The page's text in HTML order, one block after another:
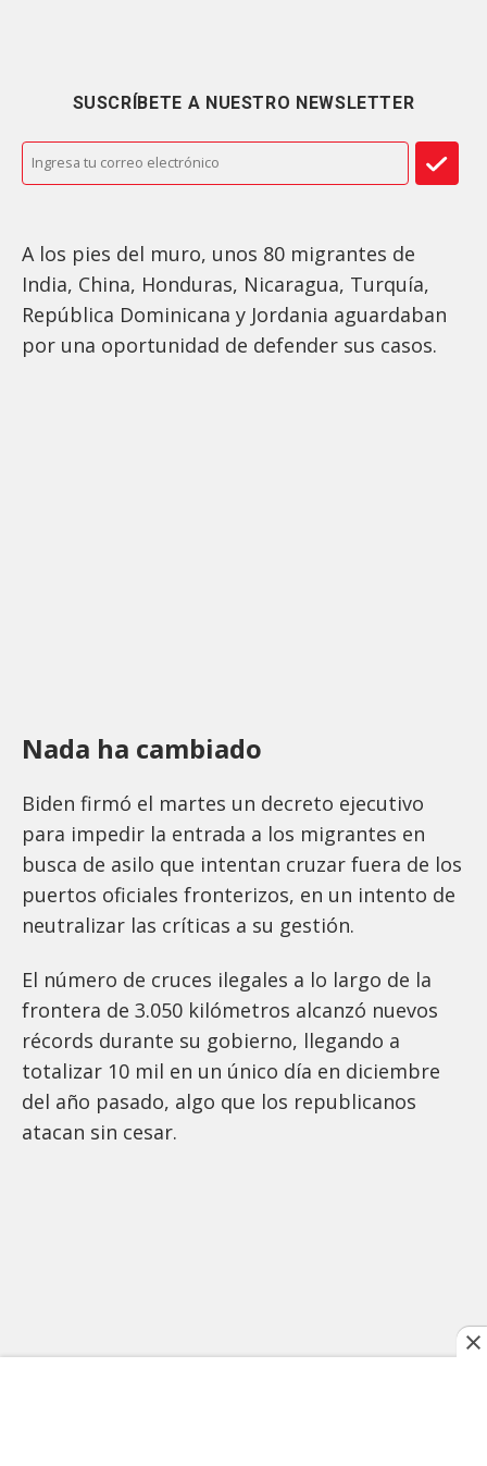
SUSCRÍBETE A NUESTRO NEWSLETTER
A los pies del muro, unos 80 migrantes de
India, China, Honduras, Nicaragua, Turquía,
República Dominicana y Jordania aguardaban
por una oportunidad de defender sus casos.
Nada ha cambiado
Biden firmó el martes un decreto ejecutivo
para impedir la entrada a los migrantes en
busca de asilo que intentan cruzar fuera de los
puertos oficiales fronterizos, en un intento de
neutralizar las críticas a su gestión.
El número de cruces ilegales a lo largo de la
frontera de 3.050 kilómetros alcanzó nuevos
récords durante su gobierno, llegando a
totalizar 10 mil en un único día en diciembre
del año pasado, algo que los republicanos
atacan sin cesar.